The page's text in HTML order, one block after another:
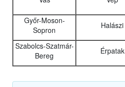
Győr-Moson-
Sopron
Halászi
Szabolcs-Szatmár-
Bereg
Érpatak